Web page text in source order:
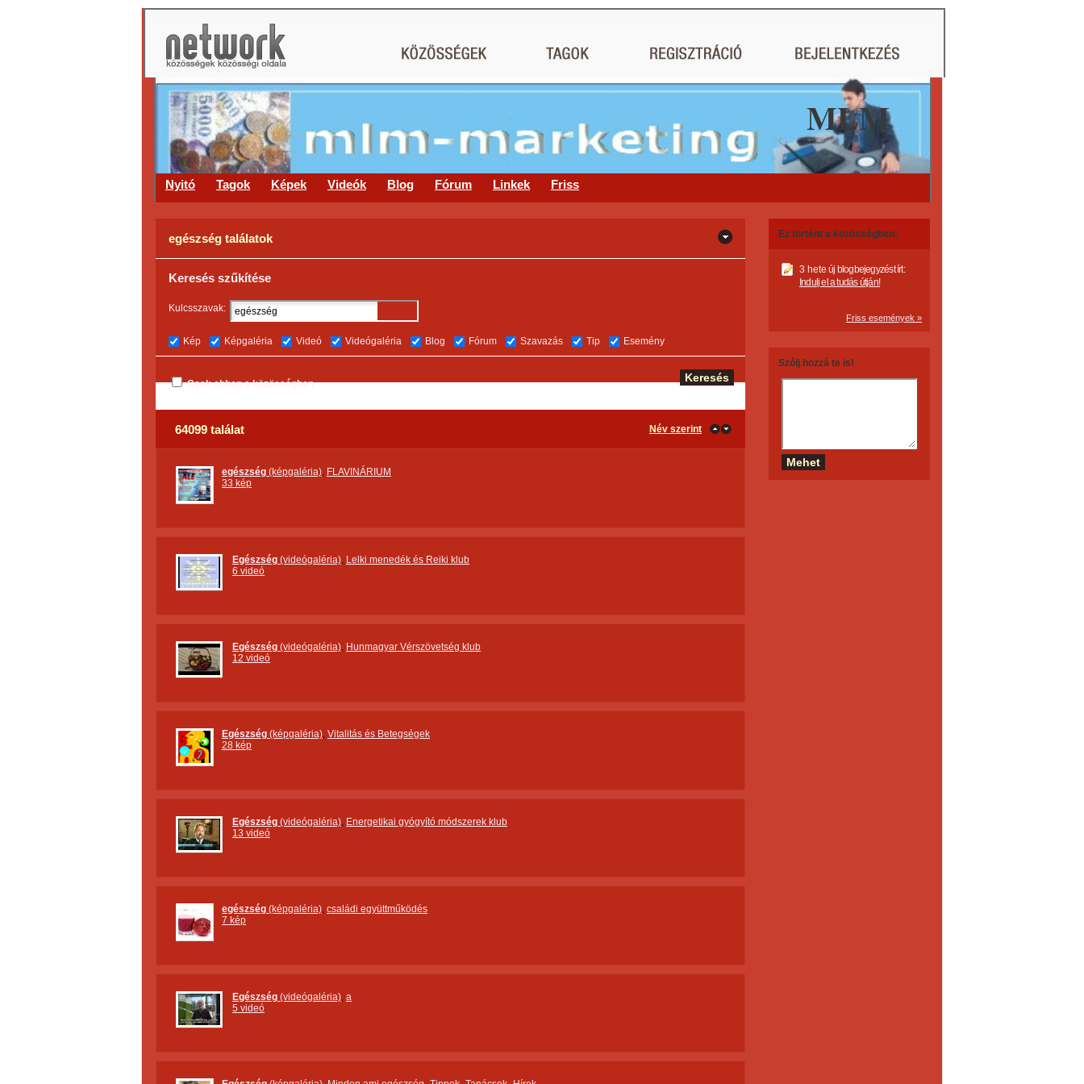
MLM
Nyitó Tagok Képek Videók Blog Fórum Linkek Friss
egészség találatok
Keresés szűkítése
Kulcsszavak:
Kép Képgaléria Videó Videógaléria Blog Fórum Szavazás Tip Esemény
Csak ebben a közösségben
64099 találat Név szerint
egészség (képgaléria), FLAVINÁRIUM
33 kép
Egészség (videógaléria), Lelki menedék és Reiki klub
6 videó
Egészség (videógaléria), Hunmagyar Vérszövetség klub
12 videó
Egészség (képgaléria), Vitalitás és Betegségek
28 kép
Egészség (videógaléria), Energetikai gyógyító módszerek klub
13 videó
egészség (képgaléria), családi együttműködés
7 kép
Egészség (videógaléria), a
5 videó
Ez történt a közösségben:
3 hete új blogbejegyzést írt:
Indulj el a tudás útján!
Friss események »
Szólj hozzá te is!